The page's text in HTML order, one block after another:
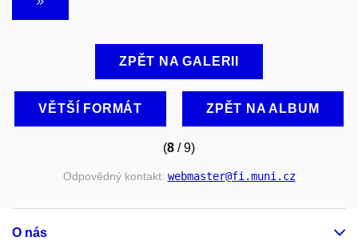
ZPĚT NA GALERII
VĚTŠÍ FORMÁT ZPĚT NA ALBUM
(8 / 9)
Odpovědný kontakt: webmaster@fi.muni.cz
O nás